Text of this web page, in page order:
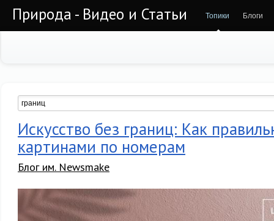
Природа - Видео и Статьи Топики Блоги
Искусство без границ: Как
картинами по номерам
Блог им. Newsmake